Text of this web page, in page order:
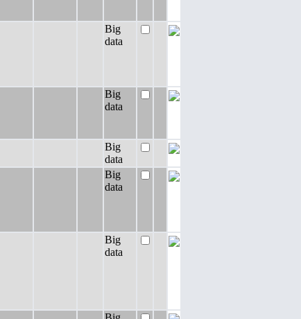
Big
data
Big
data
Big
data
Big
data
Big
data